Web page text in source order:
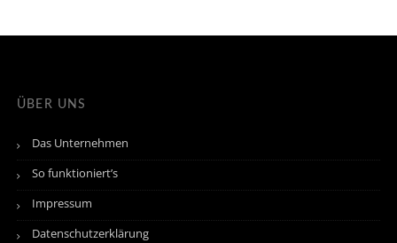
ÜBER UNS
Das Unternehmen
So funktioniert’s
Impressum
Datenschutzerklärung